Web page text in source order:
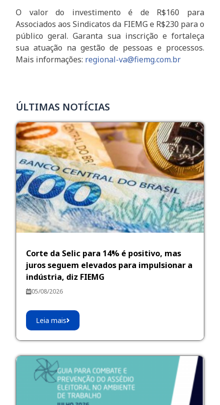
O valor do investimento é de R$160 para
Associados aos Sindicatos da FIEMG e R$230 para o
público geral. Garanta sua inscrição e fortaleça
sua atuação na gestão de pessoas e processos.
Mais informações: regional-va@fiemg.com.br
ÚLTIMAS NOTÍCIAS
Corte da Selic para 14% é positivo, mas
juros seguem elevados para impulsionar a
indústria, diz FIEMG
05/08/2026
Leia mais